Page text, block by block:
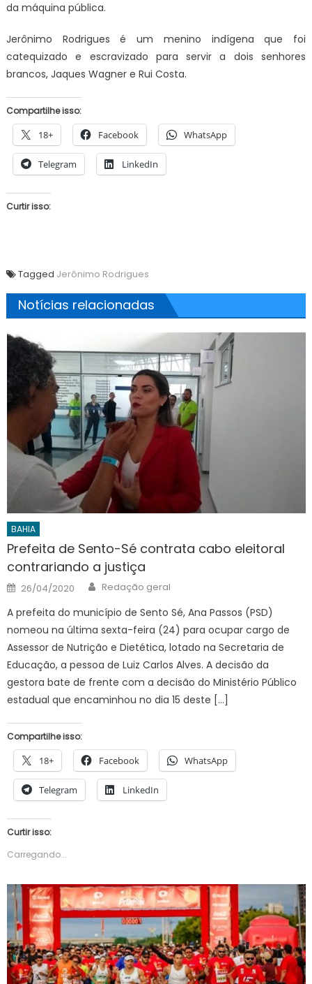
da máquina pública.
Jerônimo Rodrigues é um menino indígena que foi
catequizado e escravizado para servir a dois senhores
brancos, Jaques Wagner e Rui Costa.
Compartilhe isso:
18+ Facebook WhatsApp
Telegram LinkedIn
Curtir isso:
Tagged Jerônimo Rodrigues
Notícias relacionadas
BAHIA
Prefeita de Sento-Sé contrata cabo eleitoral
contrariando a justiça
Posted
on
26/04/2020 Author
Redação geral
A prefeita do município de Sento Sé, Ana Passos (PSD)
nomeou na última sexta-feira (24) para ocupar cargo de
Assessor de Nutrição e Dietética, lotado na Secretaria de
Educação, a pessoa de Luiz Carlos Alves. A decisão da
gestora bate de frente com a decisão do Ministério Público
estadual que encaminhou no dia 15 deste […]
Compartilhe isso:
18+ Facebook WhatsApp
Telegram LinkedIn
Curtir isso:
Carregando...